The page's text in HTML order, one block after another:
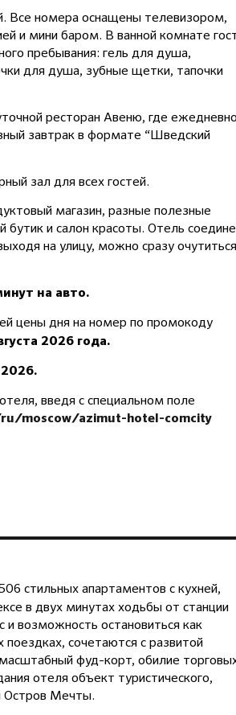
Все номера оснащены телевизором,
и мини баром. В ванной комнате
пребывания: гель для душа,
для душа, зубные щетки, тапочки
ресторан Авеню, где ежедневно
завтрак в формате “Шведский
зал для всех гостей.
магазин, разные полезные
бутик и салон красоты. Отель
на улицу, можно сразу очутиться
на авто.
цены дня на номер по промокоду
2026 года.
2026.
введя с специальном поле
moscow/azimut-hotel-comcity
стильных апартаментов с кухней,
в двух минутах ходьбы от станции
и возможность остановиться как
сочетаются с развитой
фуд-корт, обилие
отеля объект туристического,
Остров Мечты.